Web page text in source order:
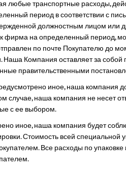
любые транспортные расходы,
период в соответствии с
должностным лицом
фирма на определенный период,
по почте Покупателю до
Наша Компания оставляет за
правительственными
иное, наша компания
случае, наша компания не несет
с ее выбором.
иное, наша компания будет
Стоимость всей специальной
Все расходы по